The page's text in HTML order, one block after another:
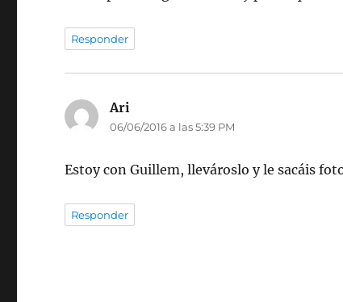
Responder
Ari
06/06/2016 a las 5:39 PM
Estoy con Guillem, llevároslo y le sacáis
Responder